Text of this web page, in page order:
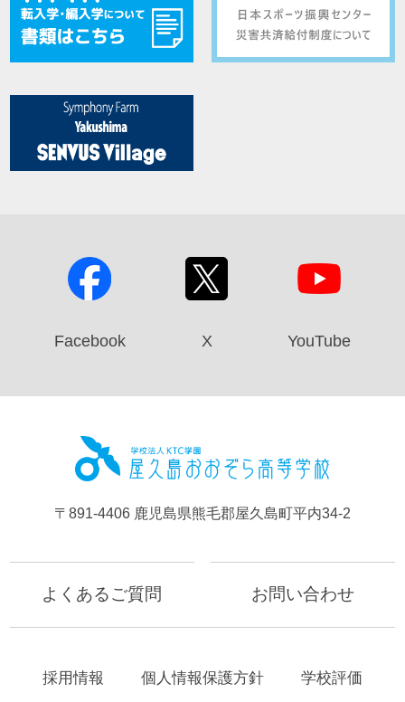
Facebook X YouTube
〒891-4406 鹿児島県熊毛郡屋久島町平内34-2
よくあるご質問 お問い合わせ
採用情報 個人情報保護方針 学校評価